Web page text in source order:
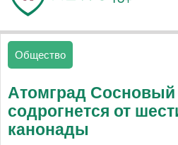
Общество
Атомград
содрогнется от
канонады